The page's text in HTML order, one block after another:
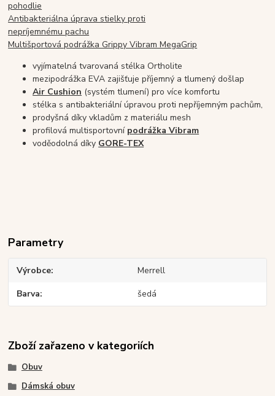
pohodlie
Antibakteriálna úprava stielky proti
nepríjemnému pachu
Multišportová podrážka Grippy Vibram MegaGrip
vyjímatelná tvarovaná stélka Ortholite
mezipodrážka EVA zajišťuje příjemný a tlumený došlap
Air Cushion (systém tlumení) pro více komfortu
stélka s antibakteriální úpravou proti nepříjemným pachům,
prodyšná díky vkladům z materiálu mesh
profilová multisportovní podrážka Vibram
voděodolná díky GORE-TEX
Parametry
Výrobce Merrell
Barva šedá
Zboží zařazeno v kategoriích
Obuv
Dámská obuv